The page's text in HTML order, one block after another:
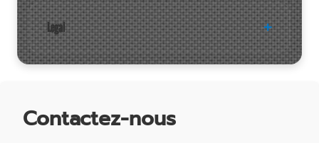
Legal
Contactez-nous